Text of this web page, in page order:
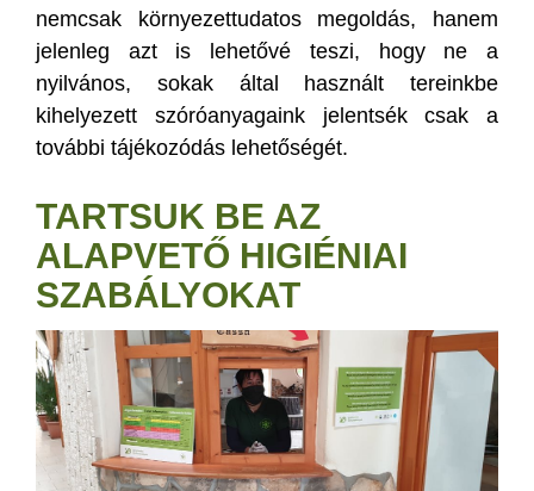
nemcsak környezettudatos megoldás, hanem
jelenleg azt is lehetővé teszi, hogy ne a
nyilvános, sokak által használt tereinkbe
kihelyezett szóróanyagaink jelentsék csak a
további tájékozódás lehetőségét.
TARTSUK BE AZ
ALAPVETŐ HIGIÉNIAI
SZABÁLYOKAT